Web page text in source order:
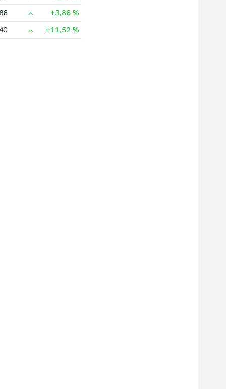
+3,86%
+11,52%